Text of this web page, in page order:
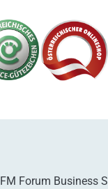
FM Forum Business